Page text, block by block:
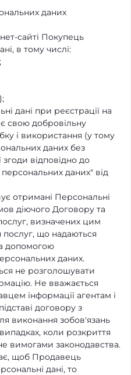
даних
сайті Покупець
в тому числі:
дані при реєстрації на
свою добровільну
і використання (у тому
даних без
згоди відповідно до
даних" від
отримані Персональні
діючого Договору та
визначених цим
що надаються
допомогою
даних.
не розголошувати
Не вважається
інформації агентам і
договору з
виконання зобов'язань
коли розкриття
вимогами законодавства.
щоб Продавець
дані, то